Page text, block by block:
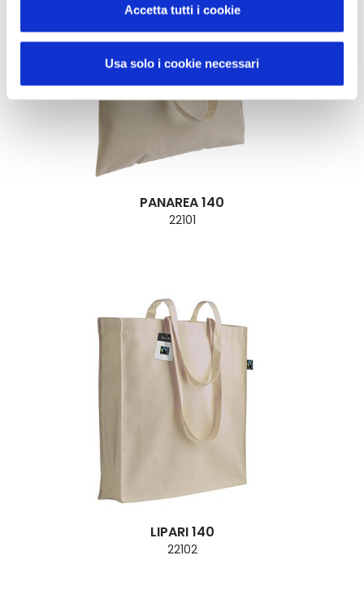
Accetta tutti i cookie
Usa solo i cookie necessari
PANAREA 140
22101
LIPARI 140
22102